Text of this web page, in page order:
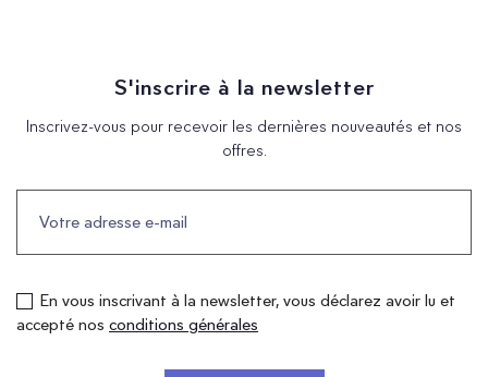
S'inscrire à la newsletter
Inscrivez-vous pour recevoir les dernières nouveautés et nos
offres.
En vous inscrivant à la newsletter, vous déclarez avoir lu et
accepté nos conditions générales